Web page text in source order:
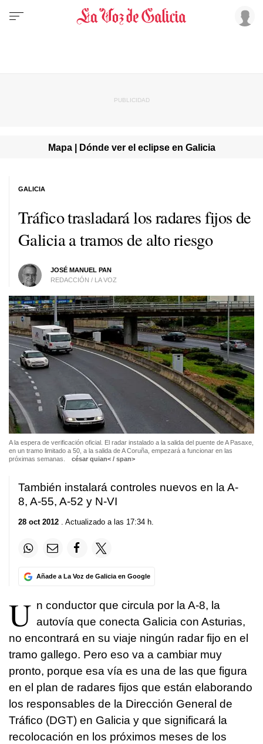
Mapa | Dónde ver el eclipse en Galicia
Tráfico trasladará los radares fijos de
Galicia a tramos de alto riesgo
JOSÉ MANUEL PAN
REDACCIÓN / LA VOZ
GALICIA
A la espera de verificación oficial . El radar instalado a la salida del puente de A Pasaxe,
en un tramo limitado a 50, a la salida de A Coruña, empezará a funcionar en las
próximas semanas.
césar quian< / span>
También instalará controles nuevos en la A-
8, A-55, A-52 y N-VI
28 oct 2012 . Actualizado a las 17:34 h.
Añade a La Voz de Galicia en Google
U n conductor que circula por la A-8, la
autovía que conecta Galicia con Asturias,
no encontrará en su viaje ningún radar fijo en el
tramo gallego. Pero eso va a cambiar muy
pronto, porque esa vía es una de las que figura
en el plan de radares fijos que están elaborando
los responsables de la Dirección General de
Tráfico (DGT) en Galicia y que significará la
recolocación en los próximos meses de los